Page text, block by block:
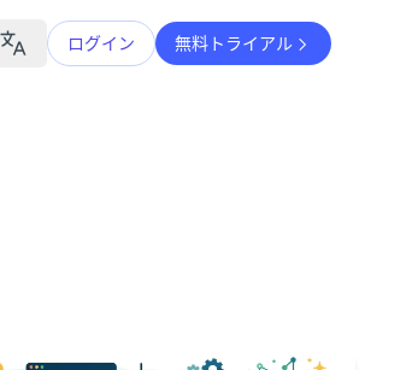
ログイン 無料トライアル